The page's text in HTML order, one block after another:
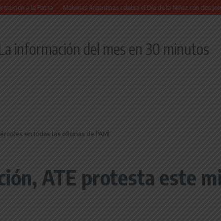
Patria Malvinas Argentinas celebra el Día de la Niñez con dos jornadas de
información del mes en 30 minutos
en todas las oficinas de PAMI
ATE protesta este